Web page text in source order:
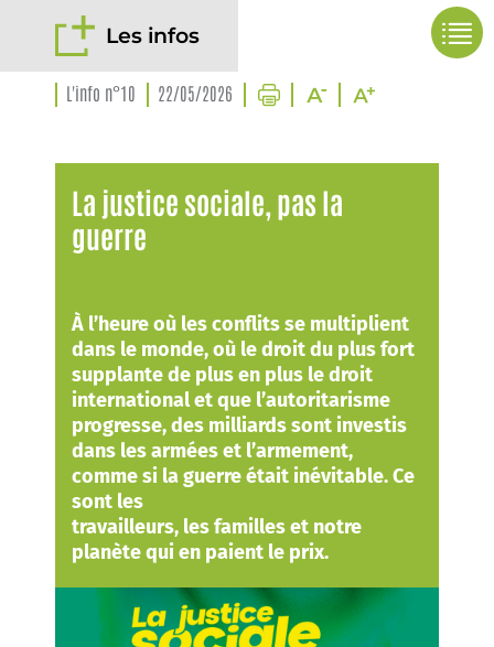
Les infos
L'info n°10 22/05/2026
La justice sociale, pas la
guerre
À l’heure où les conflits se multiplient
dans le monde, où le droit du plus fort
supplante de plus en plus le droit
international et que l’autoritarisme
progresse, des milliards sont investis
dans les armées et l’armement,
comme si la guerre était inévitable. Ce
sont les
travailleurs, les familles et notre
planète qui en paient le prix.